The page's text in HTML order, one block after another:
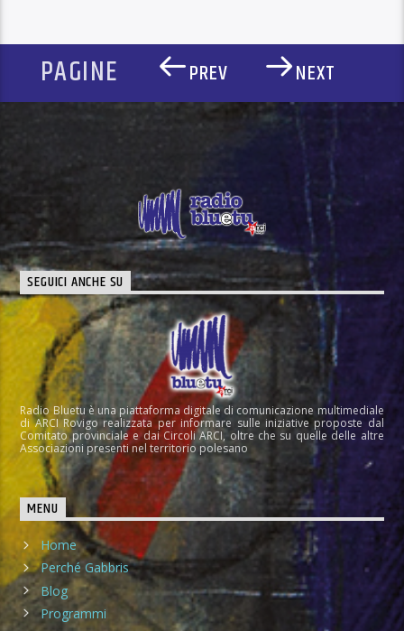
PAGINE
PREV NEXT
SEGUICI ANCHE SU
Radio Bluetu è una piattaforma digitale di comunicazione multimediale
di ARCI Rovigo realizzata per informare sulle iniziative proposte dal
Comitato provinciale e dai Circoli ARCI, oltre che su quelle delle altre
Associazioni presenti nel territorio polesano
MENU
Home
Perché Gabbris
Blog
Programmi